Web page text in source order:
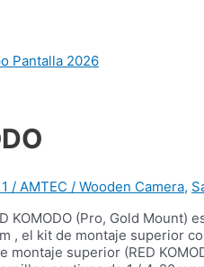
Pantalla 2026
/ AMTEC / Wooden Camera,
KOMODO (Pro, Gold Mount)
, el kit de montaje superior
montaje superior (RED